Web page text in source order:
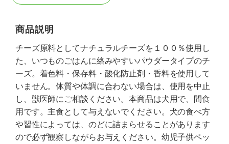
商品説明
チーズ原料としてナチュラルチーズを１００％使用し
た、いつものごはんに絡みやすいパウダータイプのチ
ーズ。着色料・保存料・酸化防止剤・香料を使用して
いません。体質や体調に合わない場合は、使用を中止
し、獣医師にご相談ください。本商品は犬用で、間食
用です。主食として与えないでください。犬の食べ方
や習性によっては、のどに詰まらせることがあります
ので必ず観察しながらお与えください。幼児子供ペッ